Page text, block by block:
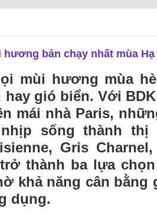
hương bán chạy nhất mùa
mùi hương mùa
hay gió biển. Với
mái nhà Paris,
sống thành thị
Gris
thành ba lựa
khả năng cân
dụng.